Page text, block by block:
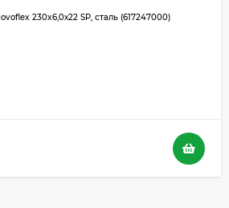
230x6,0х22 SP, сталь (617247000)